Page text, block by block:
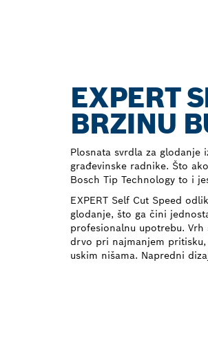
EXPERT
BRZINU
Plosnata svrdla za
građevinske radnike. Što
Bosch Tip Technology to i
EXPERT Self Cut Speed
glodanje, što ga čini
profesionalnu upotrebu.
drvo pri najmanjem
uskim nišama. Napredni